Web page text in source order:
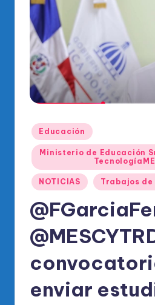
di
o
O
fi
al
el
R
M
Publicado
en
Educación
Ministerio de Educación
NOTICIAS Trabajos de
enviar